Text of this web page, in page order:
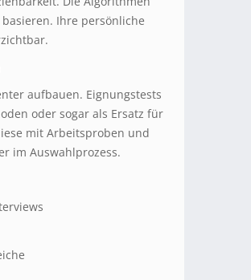
Ihre persönliche
aufbauen. Eignungstests
oder sogar als Ersatz für
mit Arbeitsproben und
im Auswahlprozess.